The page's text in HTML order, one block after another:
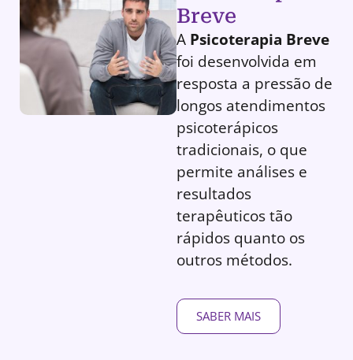
Breve
A Psicoterapia Breve
foi desenvolvida em
resposta a pressão de
longos atendimentos
psicoterápicos
tradicionais, o que
permite análises e
resultados
terapêuticos tão
rápidos quanto os
outros métodos.
SABER MAIS